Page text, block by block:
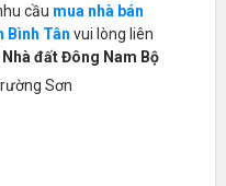
cầu mua nhà bán
Bình Tân vui lòng liên
Nhà đất Đông Nam Bộ
Sơn